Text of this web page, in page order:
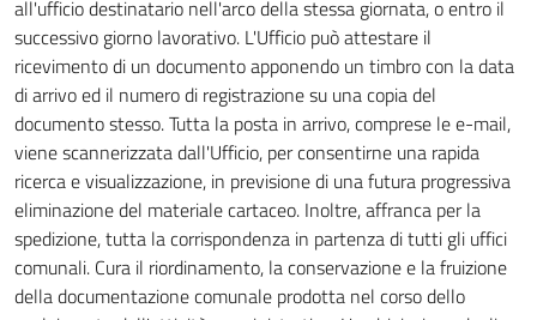
all'ufficio destinatario nell'arco della stessa giornata, o entro il
successivo giorno lavorativo. L'Ufficio può attestare il
ricevimento di un documento apponendo un timbro con la data
di arrivo ed il numero di registrazione su una copia del
documento stesso. Tutta la posta in arrivo, comprese le e-mail,
viene scannerizzata dall'Ufficio, per consentirne una rapida
ricerca e visualizzazione, in previsione di una futura progressiva
eliminazione del materiale cartaceo. Inoltre, affranca per la
spedizione, tutta la corrispondenza in partenza di tutti gli uffici
comunali. Cura il riordinamento, la conservazione e la fruizione
della documentazione comunale prodotta nel corso dello